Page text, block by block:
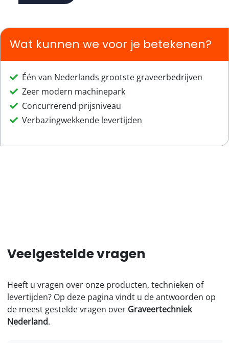
Wat kunnen we voor je betekenen?
Één van Nederlands grootste graveerbedrijven
Zeer modern machinepark
Concurrerend prijsniveau
Verbazingwekkende levertijden
Veelgestelde vragen
Heeft u vragen over onze producten, technieken of
levertijden? Op deze pagina vindt u de antwoorden op
de meest gestelde vragen over Graveertechniek
Nederland.